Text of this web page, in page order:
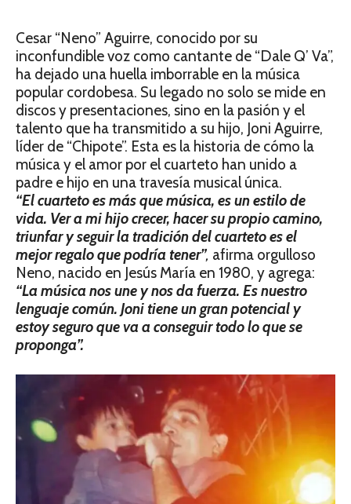
Cesar “Neno” Aguirre, conocido por su
inconfundible voz como cantante de “Dale Q’ Va”,
ha dejado una huella imborrable en la música
popular cordobesa. Su legado no solo se mide en
discos y presentaciones, sino en la pasión y el
talento que ha transmitido a su hijo, Joni Aguirre,
líder de “Chipote”. Esta es la historia de cómo la
música y el amor por el cuarteto han unido a
padre e hijo en una travesía musical única.
“El cuarteto es más que música, es un estilo de
vida. Ver a mi hijo crecer, hacer su propio camino,
triunfar y seguir la tradición del cuarteto es el
mejor regalo que podría tener”, afirma orgulloso
Neno, nacido en Jesús María en 1980, y agrega:
“La música nos une y nos da fuerza. Es nuestro
lenguaje común. Joni tiene un gran potencial y
estoy seguro que va a conseguir todo lo que se
proponga”.